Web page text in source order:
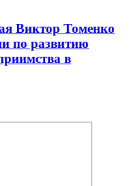
Виктор Томенко
по развитию
в